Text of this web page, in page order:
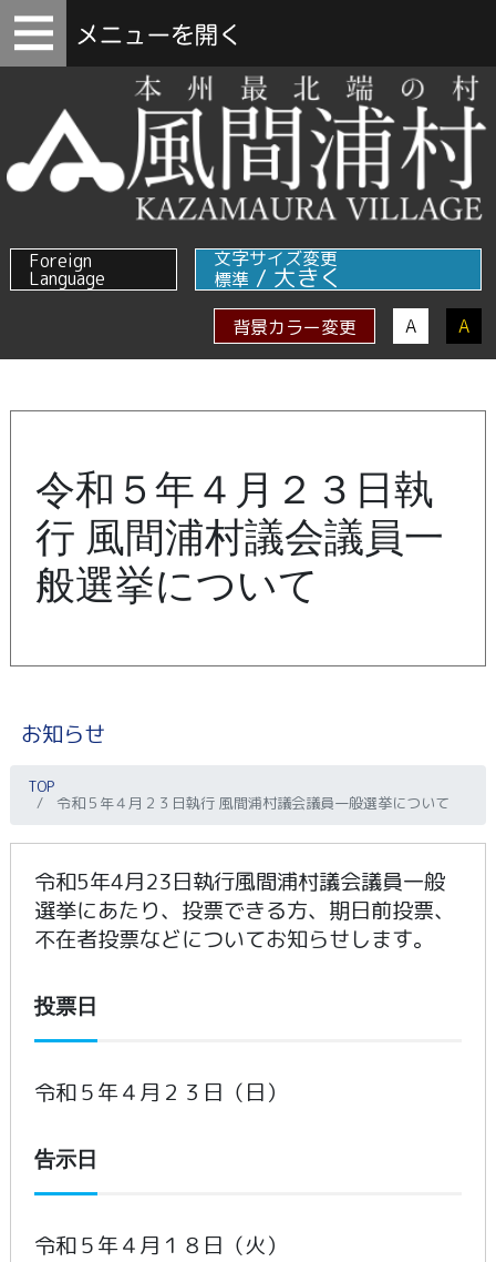
Foreign
Language
文字サイズ変更
標準 / 大きく
背景カラー変更 A A
令和５年４月２３日執
行 風間浦村議会議員一
般選挙について
お知らせ
TOP
令和５年４月２３日執行 風間浦村議会議員一般選挙について
令和5年4月23日執行風間浦村議会議員一般
選挙にあたり、投票できる方、期日前投票、
不在者投票などについてお知らせします。
投票日
令和５年４月２３日（日）
告示日
令和５年４月１８日（火）